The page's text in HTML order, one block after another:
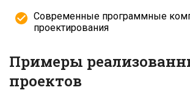
Современные программные
проектирования
Примеры
проектов